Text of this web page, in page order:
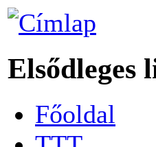
Elsődleges
Főoldal